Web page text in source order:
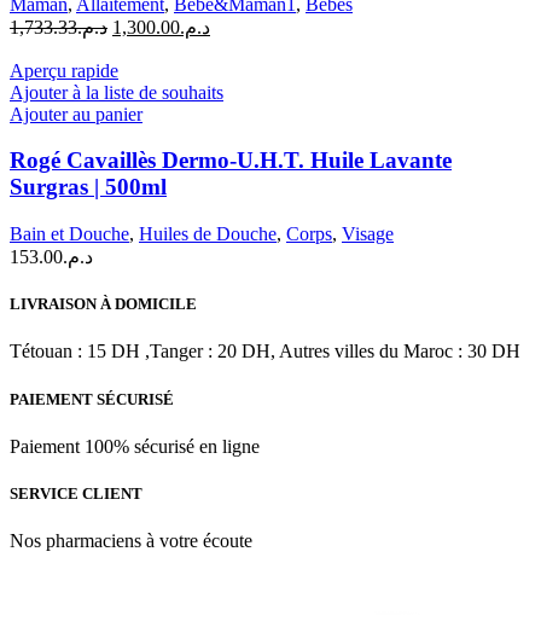
د.م.1,733.33
Le
initial
était :
د.م.1,300.00
Le
est :
Aperçu rapide
Ajouter à la liste de souhaits
Ajouter au panier
Rogé Cavaillès Dermo-U.H.T. Huile Lavante
Surgras | 500ml
Bain et Douche, Huiles de Douche, Corps, Visage
د.م.153.00
LIVRAISON À DOMICILE
Tétouan : 15 DH ,Tanger : 20 DH, Autres villes du Maroc : 30 DH
PAIEMENT SÉCURISÉ
Paiement 100% sécurisé en ligne
SERVICE CLIENT
Nos pharmaciens à votre écoute